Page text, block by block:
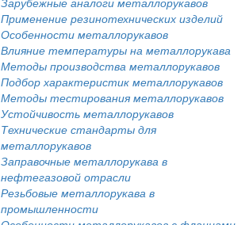
Применение резинотехнических изделий
Особенности металлорукавов
Влияние температуры на металлорукава
Методы производства металлорукавов
Подбор характеристик металлорукавов
Методы тестирования металлорукавов
Устойчивость металлорукавов
Технические стандарты для
металлорукавов
Заправочные металлорукава в
нефтегазовой отрасли
Резьбовые металлорукава в
промышленности